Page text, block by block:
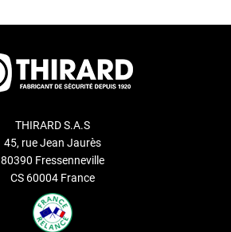
THIRARD S.A.S
45, rue Jean Jaurès
80390 Fressenneville
CS 60004 France